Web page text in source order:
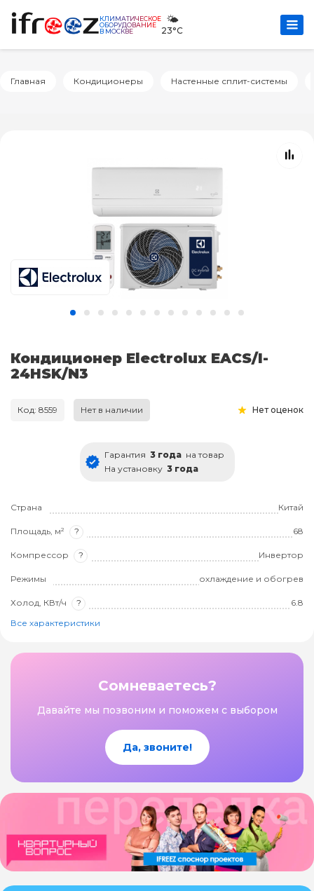
КЛИМАТИЧЕСКОЕ
ОБОРУДОВАНИЕ
В МОСКВЕ
🌤️
23°C
Главная Кондиционеры Настенные сплит-системы
Кондиционер Electrolux EACS/I-
24HSK/N3
Код: 8559 Нет в наличии Нет оценок
Гарантия 3 года на товар
На установку 3 года
Страна Китай
Площадь, м² ? 68
Компрессор ? Инвертор
Режимы охлаждение и обогрев
Холод, КВт/ч ?
6.8
Все характеристики
Сомневаетесь?
Давайте мы позвоним и поможем с выбором
Да, звоните!